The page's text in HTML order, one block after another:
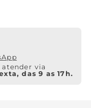
via
das 9 as 17h.